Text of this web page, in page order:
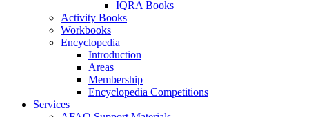
IQRA Books
Activity Books
Workbooks
Encyclopedia
Introduction
Areas
Membership
Encyclopedia Competitions
Services